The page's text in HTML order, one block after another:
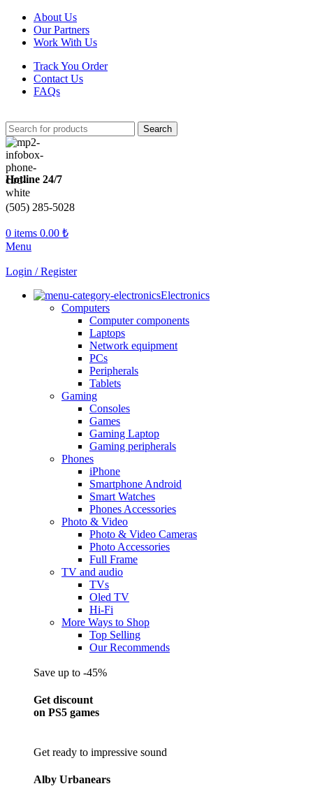
About Us
Our Partners
Work With Us
Track You Order
Contact Us
FAQs
Search
Hotline 24/7
(505) 285-5028
0 items 0.00 ₺
Menu
Login / Register
Electronics
Computers
Computer components
Laptops
Network equipment
PCs
Peripherals
Tablets
Gaming
Consoles
Games
Gaming Laptop
Gaming peripherals
Phones
iPhone
Smartphone Android
Smart Watches
Phones Accessories
Photo & Video
Photo & Video Cameras
Photo Accessories
Full Frame
TV and audio
TVs
Oled TV
Hi-Fi
More Ways to Shop
Top Selling
Our Recommends
Save up to -45%
Get discount
on PS5 games
Get ready to impressive sound
Alby Urbanears